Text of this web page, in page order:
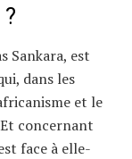
Sankara, est
dans les
et le
concernant
face à elle-